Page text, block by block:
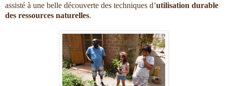
assisté à une belle découverte des techniques d’utilisation durable
des ressources naturelles.